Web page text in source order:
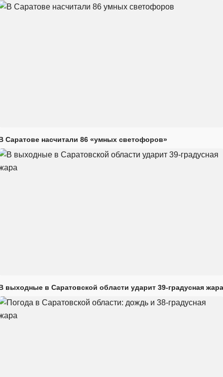
Саратове насчитали 86 «умных светофоров»
выходные в Саратовской области ударит 39-градусная жара